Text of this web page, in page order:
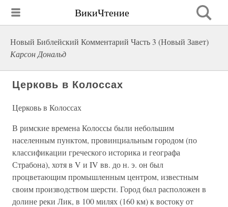
ВикиЧтение
Новый Библейский Комментарий Часть 3 (Новый Завет)
Карсон Дональд
Церковь в Колоссах
Церковь в Колоссах
В римские времена Колоссы были небольшим
населенным пунктом, провинциальным городом (по
классификации греческого историка и географа
Страбона), хотя в V и IV вв. до н. э. он был
процветающим промышленным центром, известным
своим производством шерсти. Город был расположен в
долине реки Лик, в 100 милях (160 км) к востоку от